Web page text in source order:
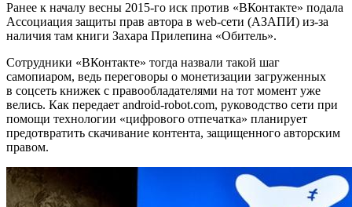
Ранее к началу весны 2015-го иск против «ВКонтакте» подала
Ассоциация защиты прав автора в web-сети (АЗАПИ) из-за
наличия там книги Захара Прилепина «Обитель».
Сотрудники «ВКонтакте» тогда назвали такой шаг
самопиаром, ведь переговоры о монетизации загруженных
в соцсеть книжек с правообладателями на тот момент уже
велись. Как передает android-robot.com, руководство сети при
помощи технологии «цифрового отпечатка» планирует
предотвратить скачивание контента, защищенного авторским
правом.